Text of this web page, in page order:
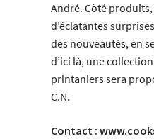
André. Côté
d’éclatantes
des nouveautés, en
d’ici là, une
printaniers sera
C.N.
Contact :